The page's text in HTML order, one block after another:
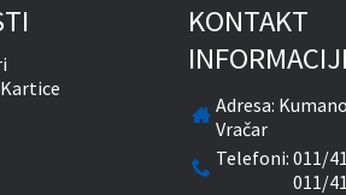
KONTAKT
Adresa:
Vračar
Telefoni:011/
011/